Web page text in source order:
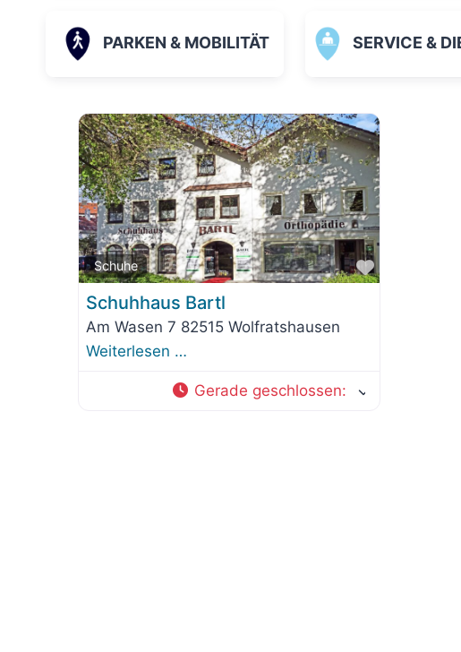
PARKEN & MOBILITÄT SERVICE &
Schuhe
Favorit
Schuhhaus Bartl
Am Wasen 7 82515 Wolfratshausen
Weiterlesen …
Gerade geschlossen: